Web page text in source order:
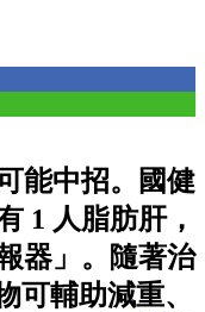
能中招。國健
1 人脂肪肝，
器」。隨著治
可輔助減重、